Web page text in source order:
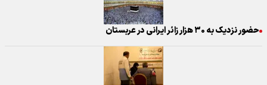
حضور نزدیک به ۳۰ هزار زائر ایرانی در عربستان